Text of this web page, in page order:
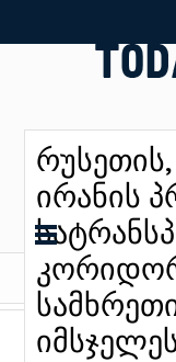
რუსეთის,
ირანის